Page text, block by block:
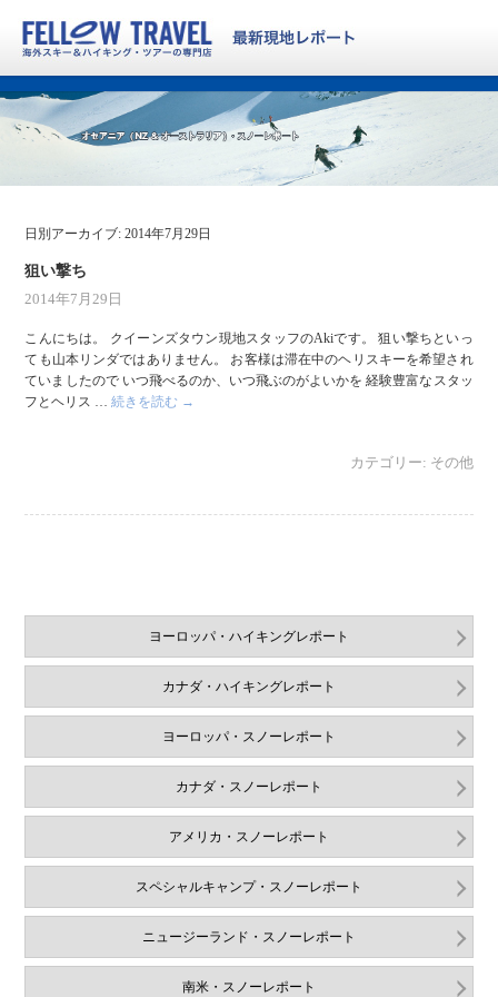
日別アーカイブ:2014年7月29日
狙い撃ち
2014年7月29日
こんにちは。 クイーンズタウン現地スタッフのAkiです。 狙い撃ちといっ
ても山本リンダではありません。 お客様は滞在中のヘリスキーを希望され
ていましたので いつ飛べるのか、いつ飛ぶのがよいかを 経験豊富なスタッ
フとヘリス …続きを読む →
カテゴリー: その他
ヨーロッパ・ハイキングレポート
カナダ・ハイキングレポート
ヨーロッパ・スノーレポート
カナダ・スノーレポート
アメリカ・スノーレポート
スペシャルキャンプ・スノーレポート
ニュージーランド・スノーレポート
南米・スノーレポート